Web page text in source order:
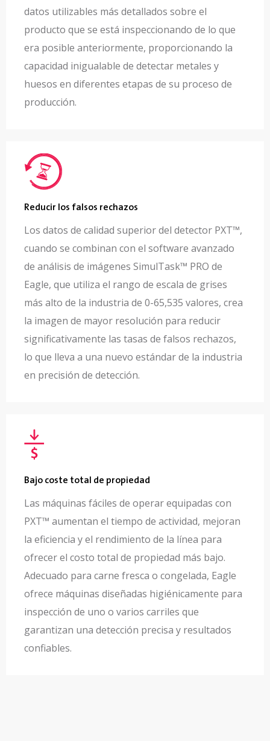
datos utilizables más detallados sobre el
producto que se está inspeccionando de lo que
era posible anteriormente, proporcionando la
capacidad inigualable de detectar metales y
huesos en diferentes etapas de su proceso de
producción.
Reducir los falsos rechazos
Los datos de calidad superior del detector PXT™,
cuando se combinan con el software avanzado
de análisis de imágenes SimulTask™ PRO de
Eagle, que utiliza el rango de escala de grises
más alto de la industria de 0-65,535 valores, crea
la imagen de mayor resolución para reducir
significativamente las tasas de falsos rechazos,
lo que lleva a una nuevo estándar de la industria
en precisión de detección.
Bajo coste total de propiedad
Las máquinas fáciles de operar equipadas con
PXT™ aumentan el tiempo de actividad, mejoran
la eficiencia y el rendimiento de la línea para
ofrecer el costo total de propiedad más bajo.
Adecuado para carne fresca o congelada, Eagle
ofrece máquinas diseñadas higiénicamente para
inspección de uno o varios carriles que
garantizan una detección precisa y resultados
confiables.